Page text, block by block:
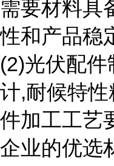
需要材料具
性和产品稳
(2)光伏配
计,耐候特
件加工工艺
企业的优选